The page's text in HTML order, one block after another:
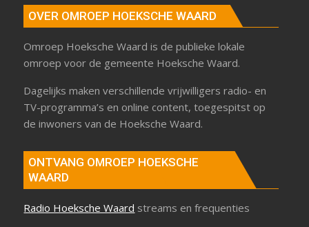
OVER OMROEP HOEKSCHE WAARD
Omroep Hoeksche Waard is de publieke lokale
omroep voor de gemeente Hoeksche Waard.
Dagelijks maken verschillende vrijwilligers radio- en
TV-programma’s en online content, toegespitst op
de inwoners van de Hoeksche Waard.
ONTVANG OMROEP HOEKSCHE
WAARD
Radio Hoeksche Waard streams en frequenties